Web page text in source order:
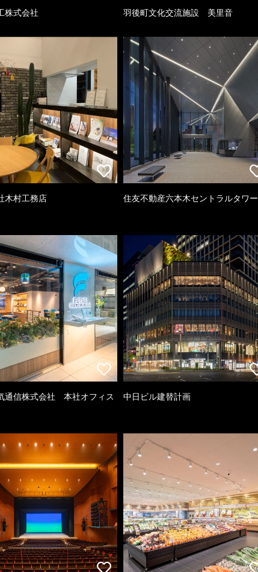
株式会社 羽後町文化交流施設 美里音
木村工務店 住友不動産六本木セントラルタワー
通信株式会社 本社オフィス 中日ビル建替計画